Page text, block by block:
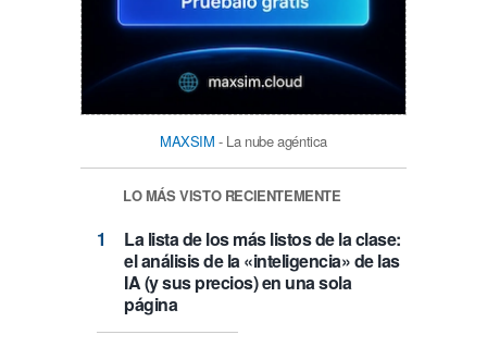
MAXSIM - La nube agéntica
LO MÁS VISTO RECIENTEMENTE
La lista de los más listos de la clase:
el análisis de la «inteligencia» de las
IA (y sus precios) en una sola
página